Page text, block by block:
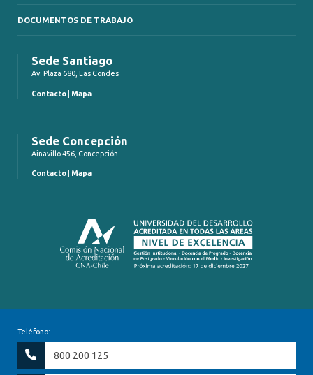
DOCUMENTOS DE TRABAJO
Sede Santiago
Av. Plaza 680, Las Condes
Contacto Mapa
Sede Concepción
Ainavillo 456, Concepción
Contacto Mapa
Teléfono:
800 200 125